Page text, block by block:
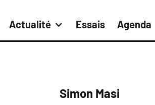
Actualité Essais Agenda
Simon Masi